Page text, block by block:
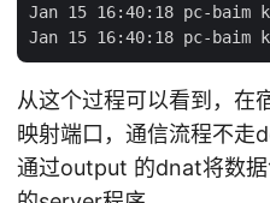
Jan 15 16:40:18 pc-baim
从这个过程可以看到，在
映射端口，通信流程不
通过output 的dnat将数